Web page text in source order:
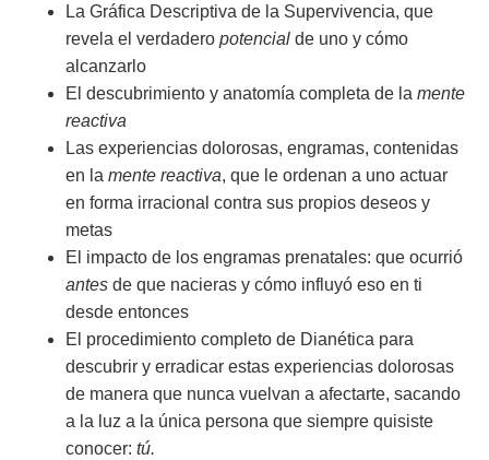
La Gráfica Descriptiva de la Supervivencia, que
revela el verdadero potencial de uno y cómo
alcanzarlo
El descubrimiento y anatomía completa de la mente
reactiva
Las experiencias dolorosas, engramas, contenidas
en la mente reactiva, que le ordenan a uno actuar
en forma irracional contra sus propios deseos y
metas
El impacto de los engramas prenatales: que ocurrió
antes de que nacieras y cómo influyó eso en ti
desde entonces
El procedimiento completo de Dianética para
descubrir y erradicar estas experiencias dolorosas
de manera que nunca vuelvan a afectarte, sacando
a la luz a la única persona que siempre quisiste
conocer: tú.